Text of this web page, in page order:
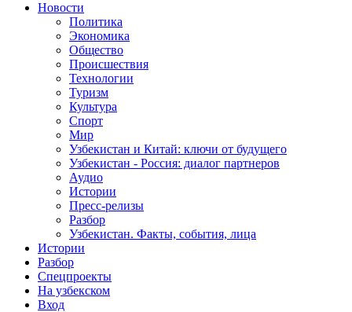
Новости
Политика
Экономика
Общество
Происшествия
Технологии
Туризм
Культура
Спорт
Мир
Узбекистан и Китай: ключи от будущего
Узбекистан - Россия: диалог партнеров
Аудио
Истории
Пресс-релизы
Разбор
Узбекистан. Факты, события, лица
Истории
Разбор
Спецпроекты
На узбекском
Вход